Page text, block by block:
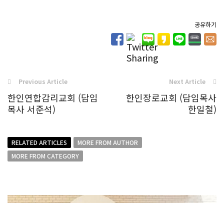
공유하기
Previous Article
한인연합감리교회 (담임
목사 서준석)
Next Article
한인장로교회 (담임목사
한일철)
RELATED ARTICLES
MORE FROM AUTHOR
MORE FROM CATEGORY